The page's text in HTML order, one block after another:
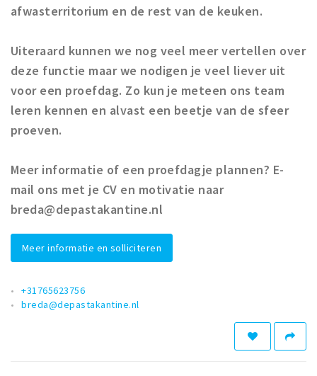
afwasterritorium en de rest van de keuken.
Uiteraard kunnen we nog veel meer vertellen over
deze functie maar we nodigen je veel liever uit
voor een proefdag. Zo kun je meteen ons team
leren kennen en alvast een beetje van de sfeer
proeven.
Meer informatie of een proefdagje plannen? E-
mail ons met je CV en motivatie naar
breda@depastakantine.nl
Meer informatie en solliciteren
+31765623756
breda@depastakantine.nl